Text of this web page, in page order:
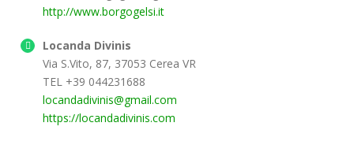
http://www.borgogelsi.it
Locanda Divinis
Via S.Vito, 87, 37053 Cerea VR
TEL +39 044231688
locandadivinis@gmail.com
https://locandadivinis.com